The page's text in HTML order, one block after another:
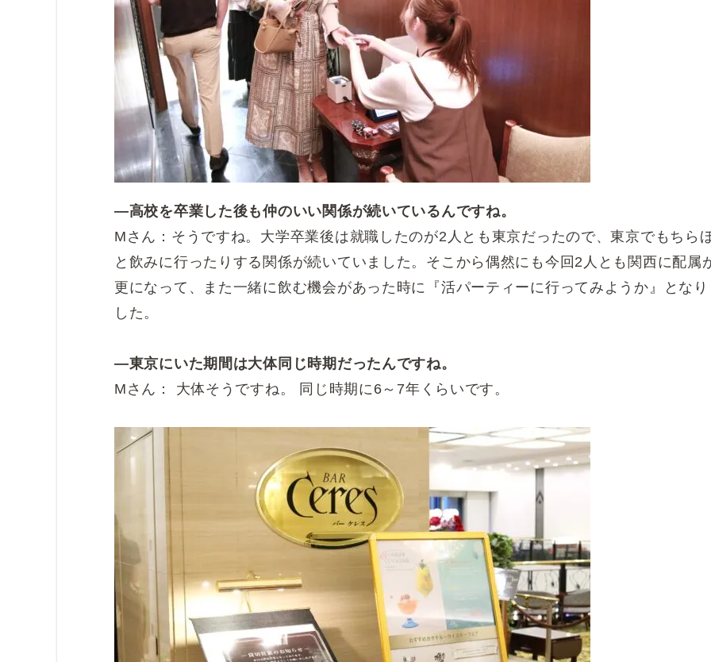
―高校を卒業した後も仲のいい関係が続いているんですね。
Mさん：そうですね。大学卒業後は就職したのが2人とも東京だったので、東京でもちら
と飲みに行ったりする関係が続いていました。そこから偶然にも今回2人とも関西に配属
更になって、また一緒に飲む機会があった時に『活パーティーに行ってみようか』となり
した。
―東京にいた期間は大体同じ時期だったんですね。
Mさん： 大体そうですね。 同じ時期に6～7年くらいです。